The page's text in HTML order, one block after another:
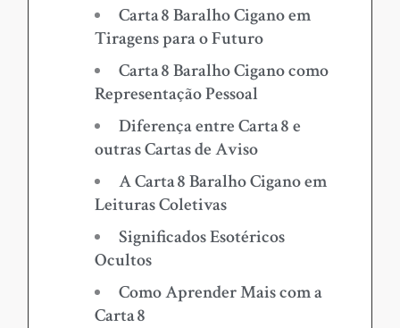
Carta 8 Baralho Cigano em
Tiragens para o Futuro
Carta 8 Baralho Cigano como
Representação Pessoal
Diferença entre Carta 8 e
outras Cartas de Aviso
A Carta 8 Baralho Cigano em
Leituras Coletivas
Significados Esotéricos
Ocultos
Como Aprender Mais com a
Carta 8